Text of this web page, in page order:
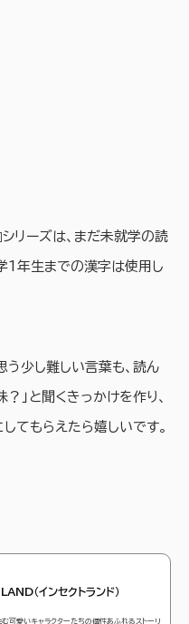
リーズは、まだ未就学の読
1年生までの漢字は使用し
う少し難しい言葉も、読ん
」と聞くきっかけを作り、
てもらえたら嬉しいです。
（インセクトランド）
む可愛いキャラクターたちの個性あふれるストーリ